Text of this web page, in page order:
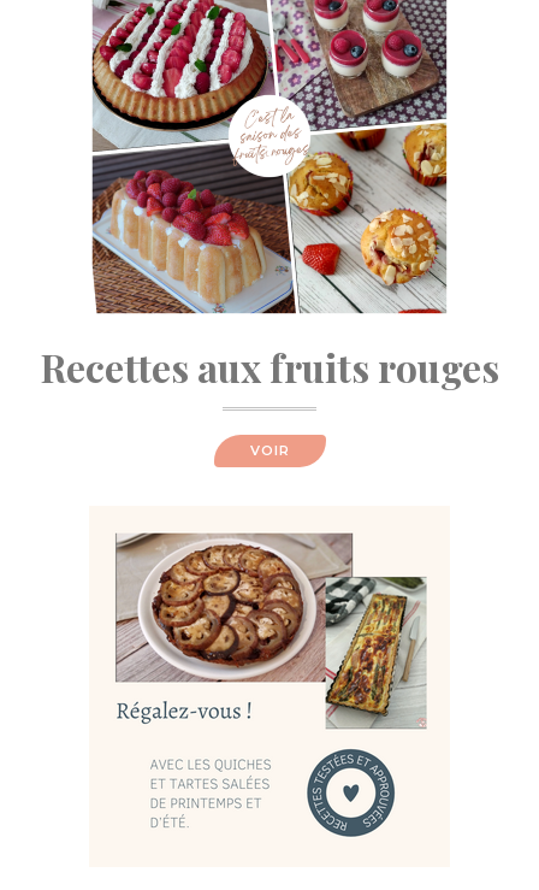
Recettes aux fruits rouges
VOIR